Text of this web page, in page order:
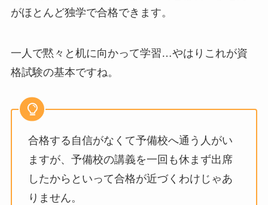
がほとんど独学で合格できます。
一人で黙々と机に向かって学習…やはりこれが資
格試験の基本ですね。
合格する自信がなくて予備校へ通う人がい
ますが、予備校の講義を一回も休まず出席
したからといって合格が近づくわけじゃあ
りません。